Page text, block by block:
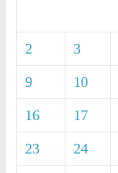
2 3
9 10
16 17
23 24